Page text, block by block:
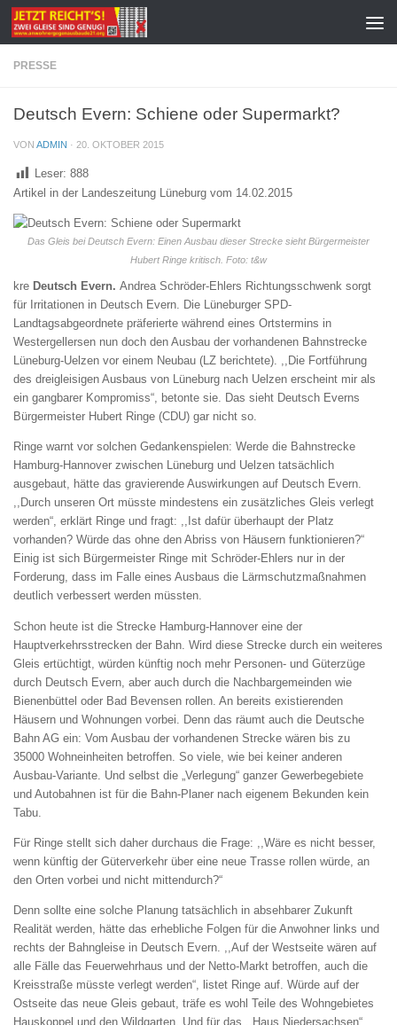
Zum Inhalt springen
PRESSE
Deutsch Evern: Schiene oder Supermarkt?
VON ADMIN · 20. OKTOBER 2015
Leser: 888
Artikel in der Landeszeitung Lüneburg vom 14.02.2015
Das Gleis bei Deutsch Evern: Einen Ausbau dieser Strecke sieht Bürgermeister
Hubert Ringe kritisch. Foto: t&w
kre Deutsch Evern. Andrea Schröder-Ehlers Richtungsschwenk sorgt
für Irritationen in Deutsch Evern. Die Lüneburger SPD-
Landtagsabgeordnete präferierte während eines Ortstermins in
Westergellersen nun doch den Ausbau der vorhandenen Bahnstrecke
Lüneburg-Uelzen vor einem Neubau (LZ berichtete). ,,Die Fortführung
des dreigleisigen Ausbaus von Lüneburg nach Uelzen erscheint mir als
ein gangbarer Kompromiss“, betonte sie. Das sieht Deutsch Everns
Bürgermeister Hubert Ringe (CDU) gar nicht so.
Ringe warnt vor solchen Gedankenspielen: Werde die Bahnstrecke
Hamburg-Hannover zwischen Lüneburg und Uelzen tatsächlich
ausgebaut, hätte das gravierende Auswirkungen auf Deutsch Evern.
,,Durch unseren Ort müsste mindestens ein zusätzliches Gleis verlegt
werden“, erklärt Ringe und fragt: ,,Ist dafür überhaupt der Platz
vorhanden? Würde das ohne den Abriss von Häusern funktionieren?“
Einig ist sich Bürgermeister Ringe mit Schröder-Ehlers nur in der
Forderung, dass im Falle eines Ausbaus die Lärmschutzmaßnahmen
deutlich verbessert werden müssten.
Schon heute ist die Strecke Hamburg-Hannover eine der
Hauptverkehrsstrecken der Bahn. Wird diese Strecke durch ein weiteres
Gleis ertüchtigt, würden künftig noch mehr Personen- und Güterzüge
durch Deutsch Evern, aber auch durch die Nachbargemeinden wie
Bienenbüttel oder Bad Bevensen rollen. An bereits existierenden
Häusern und Wohnungen vorbei. Denn das räumt auch die Deutsche
Bahn AG ein: Vom Ausbau der vorhandenen Strecke wären bis zu
35000 Wohneinheiten betroffen. So viele, wie bei keiner anderen
Ausbau-Variante. Und selbst die „Verlegung“ ganzer Gewerbegebiete
und Autobahnen ist für die Bahn-Planer nach eigenem Bekunden kein
Tabu.
Für Ringe stellt sich daher durchaus die Frage: ,,Wäre es nicht besser,
wenn künftig der Güterverkehr über eine neue Trasse rollen würde, an
den Orten vorbei und nicht mittendurch?“
Denn sollte eine solche Planung tatsächlich in absehbarer Zukunft
Realität werden, hätte das erhebliche Folgen für die Anwohner links und
rechts der Bahngleise in Deutsch Evern. ,,Auf der Westseite wären auf
alle Fälle das Feuerwehrhaus und der Netto-Markt betroffen, auch die
Kreisstraße müsste verlegt werden“, listet Ringe auf. Würde auf der
Ostseite das neue Gleis gebaut, träfe es wohl Teile des Wohngebietes
Hauskoppel und den Wildgarten. Und für das ,,Haus Niedersachsen“